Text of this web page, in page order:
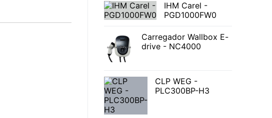
IHM Carel -
PGD1000FW0
Carregador Wallbox E-
drive - NC4000
CLP WEG -
PLC300BP-H3